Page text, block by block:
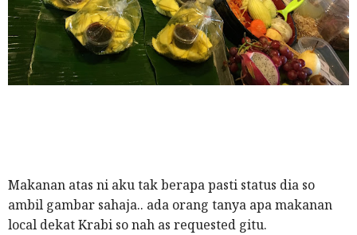
Makanan atas ni aku tak berapa pasti status dia so
ambil gambar sahaja.. ada orang tanya apa makanan
local dekat Krabi so nah as requested gitu.